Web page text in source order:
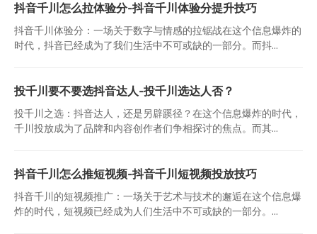
抖音千川怎么拉体验分-抖音千川体验分提升技巧
抖音千川体验分：一场关于数字与情感的拉锯战在这个信息爆炸的
时代，抖音已经成为了我们生活中不可或缺的一部分。而抖...
投千川要不要选抖音达人-投千川选达人否？
投千川之选：抖音达人，还是另辟蹊径？在这个信息爆炸的时代，
千川投放成为了品牌和内容创作者们争相探讨的焦点。而其...
抖音千川怎么推短视频-抖音千川短视频投放技巧
抖音千川的短视频推广：一场关于艺术与技术的邂逅在这个信息爆
炸的时代，短视频已经成为人们生活中不可或缺的一部分。...